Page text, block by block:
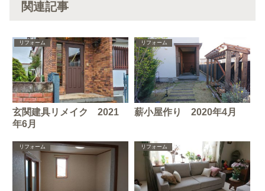
関連記事
リフォーム
玄関建具リメイク 2021
年6月
リフォーム
薪小屋作り 2020年4月
リフォーム リフォーム